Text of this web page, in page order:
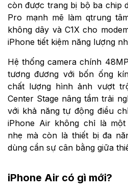
còn được trang bị bộ ba chip
Pro mạnh mẽ làm qtrung
không dây và C1X cho
iPhone tiết kiệm năng lượng
Hệ thống camera chính
tương đương với bốn ống
chất lượng hình ảnh vượt
Center Stage nâng tầm trải
với khả năng tự động điều
iPhone Air không chỉ là
nhẹ mà còn là thiết bị đa
dùng cần sự cân bằng giữa
iPhone Air có gì mới?